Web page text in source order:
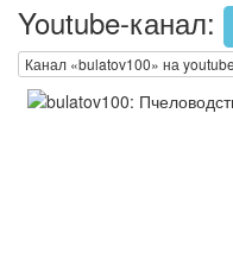
Youtube-канал:
Канал «bulatov100» на youtube